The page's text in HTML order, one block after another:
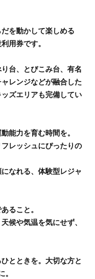
を動かして楽しめる
用券です。
台、とびこみ台、有名
レンジなどが融合した
ズエリアも完備してい
能力を育む時間を。
レッシュにぴったりの
なれる、体験型レジャ
ること。
候や気温を気にせず、
とときを。大切な方と
。